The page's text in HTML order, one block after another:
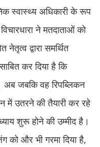
स्वास्थ्य अधिकारी के रूप
ने मतदाताओं को
नेतृत्व द्वारा समर्थित
कर दिया है कि
जबकि वह रिपब्लिकन
में उतरने की तैयारी कर रहे
शुरू होने की उम्मीद है।
को और भी गरमा दिया है,